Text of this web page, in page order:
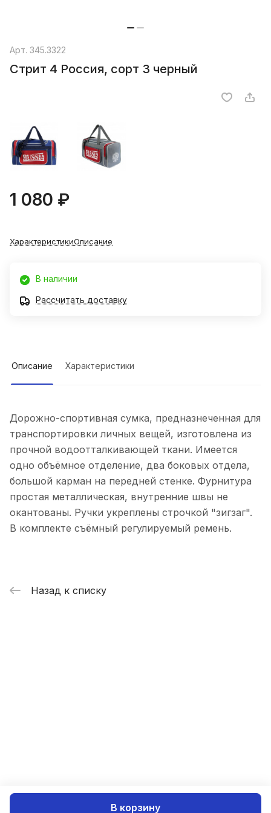
Арт. 345.3322
Стрит 4 Россия, сорт 3 черный
1 080 ₽
В корзину
ХарактеристикиОписание
В наличии
Рассчитать доставку
Описание Характеристики
Дорожно-спортивная сумка, предназнеченная для
транспортировки личных вещей, изготовлена из
прочной водоотталкивающей ткани. Имеется
одно объёмное отделение, два боковых отдела,
большой карман на передней стенке. Фурнитура
простая металлическая, внутренние швы не
окантованы. Ручки укреплены строчкой "зигзаг".
В комплекте съёмный регулируемый ремень.
Назад к списку